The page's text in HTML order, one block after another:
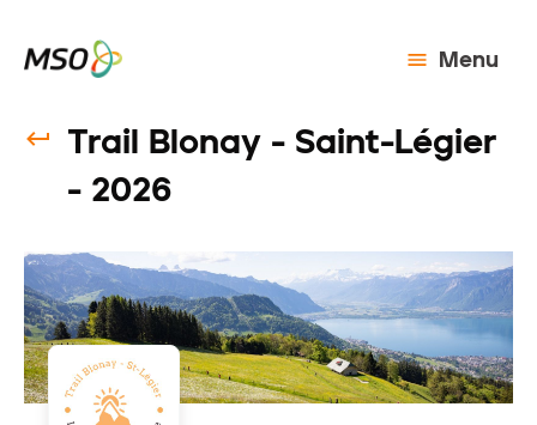
Menu
Trail Blonay - Saint-Légier
- 2026